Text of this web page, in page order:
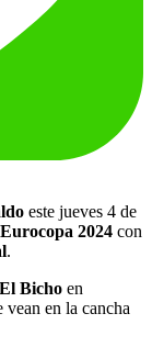
este jueves 4 de
Eurocopa 2024 con
.
El Bicho en
vean en la cancha